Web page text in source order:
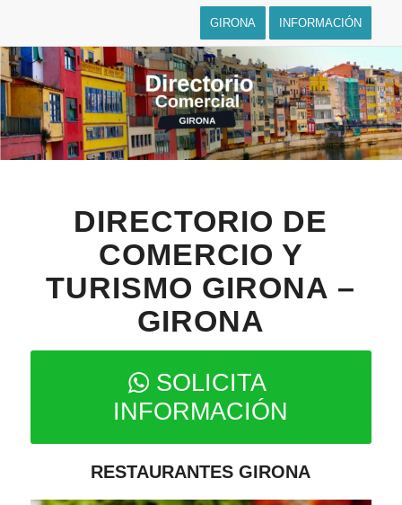
GIRONA INFORMACIÓN
DIRECTORIO DE
COMERCIO Y
TURISMO GIRONA –
GIRONA
SOLICITA
INFORMACIÓN
RESTAURANTES GIRONA